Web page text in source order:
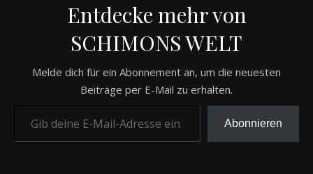
Entdecke mehr von
SCHIMONS WELT
Melde dich für ein Abonnement an, um die neuesten
Beiträge per E-Mail zu erhalten.
Abonnieren